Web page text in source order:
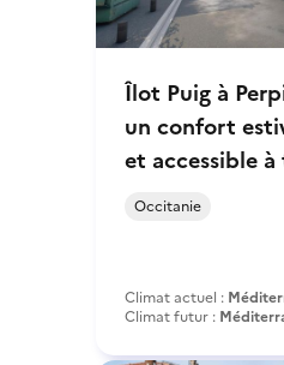
Îlot Puig à
un confort
et accessible à
Occitanie
Climat actuel :
Climat futur :